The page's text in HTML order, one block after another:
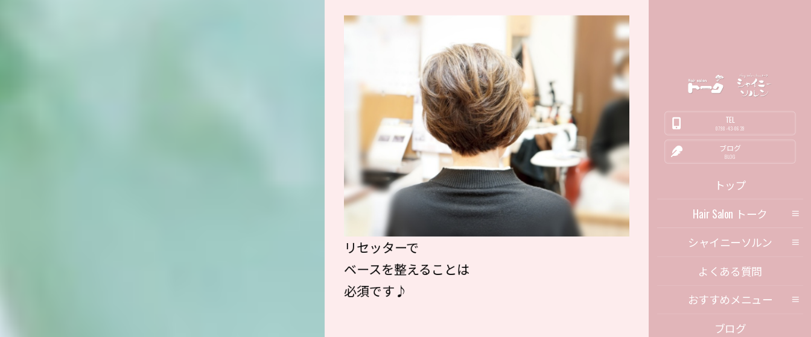
リセッターで
ベースを整えることは
必須です♪
TEL
0798-43-0639
ブログ
BLOG
トップ
Hair Salon トーク
シャイニーソルン
よくある質問
おすすめメニュー
ブログ